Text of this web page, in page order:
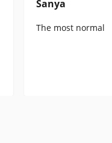
Sanya
The most normal